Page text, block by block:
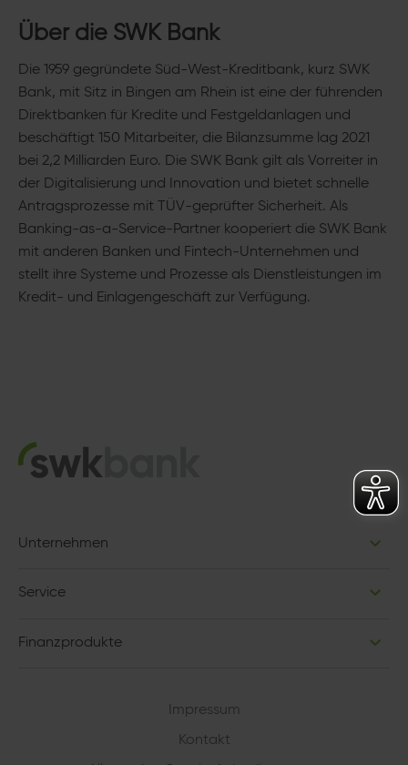
Über die SWK Bank
Die 1959 gegründete Süd-West-Kreditbank, kurz SWK
Bank, mit Sitz in Bingen am Rhein ist eine der führenden
Direktbanken für Kredite und Festgeldanlagen und
beschäftigt 150 Mitarbeiter, die Bilanzsumme lag 2021
bei 2,2 Milliarden Euro. Die SWK Bank gilt als Vorreiter in
der Digitalisierung und Innovation und bietet schnelle
Antragsprozesse mit TÜV-geprüfter Sicherheit. Als
Banking-as-a-Service-Partner kooperiert die SWK Bank
mit anderen Banken und Fintech-Unternehmen und
stellt ihre Systeme und Prozesse als Dienstleistungen im
Kredit- und Einlagengeschäft zur Verfügung.
Unternehmen
Service
Finanzprodukte
Impressum
Kontakt